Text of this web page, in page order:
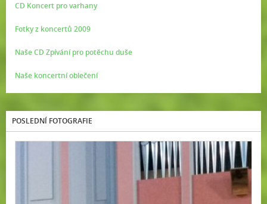
CD Koncert pro varhany
Fotky z koncertů 2009
Naše CD Zpívání pro potěchu duše
Naše koncertní oblečení
POSLEDNÍ FOTOGRAFIE